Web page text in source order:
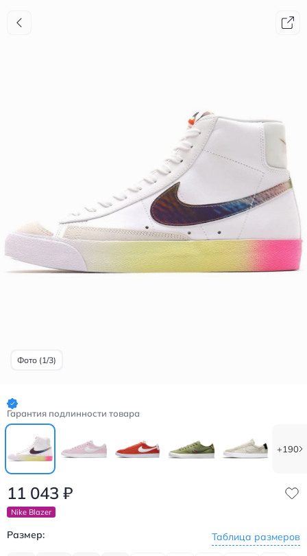
Фото (1/3)
Гарантия подлинности товара
+190
11 043 ₽
Nike Blazer
Размер: Таблица размеров